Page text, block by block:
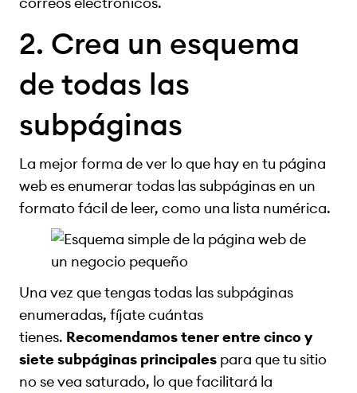
2. Crea un esquema
de todas las
subpáginas
La mejor forma de ver lo que hay en tu página
web es enumerar todas las subpáginas en un
formato fácil de leer, como una lista numérica.
Una vez que tengas todas las subpáginas
enumeradas, fíjate cuántas
tienes. Recomendamos tener entre cinco y
siete subpáginas principales para que tu sitio
no se vea saturado, lo que facilitará la